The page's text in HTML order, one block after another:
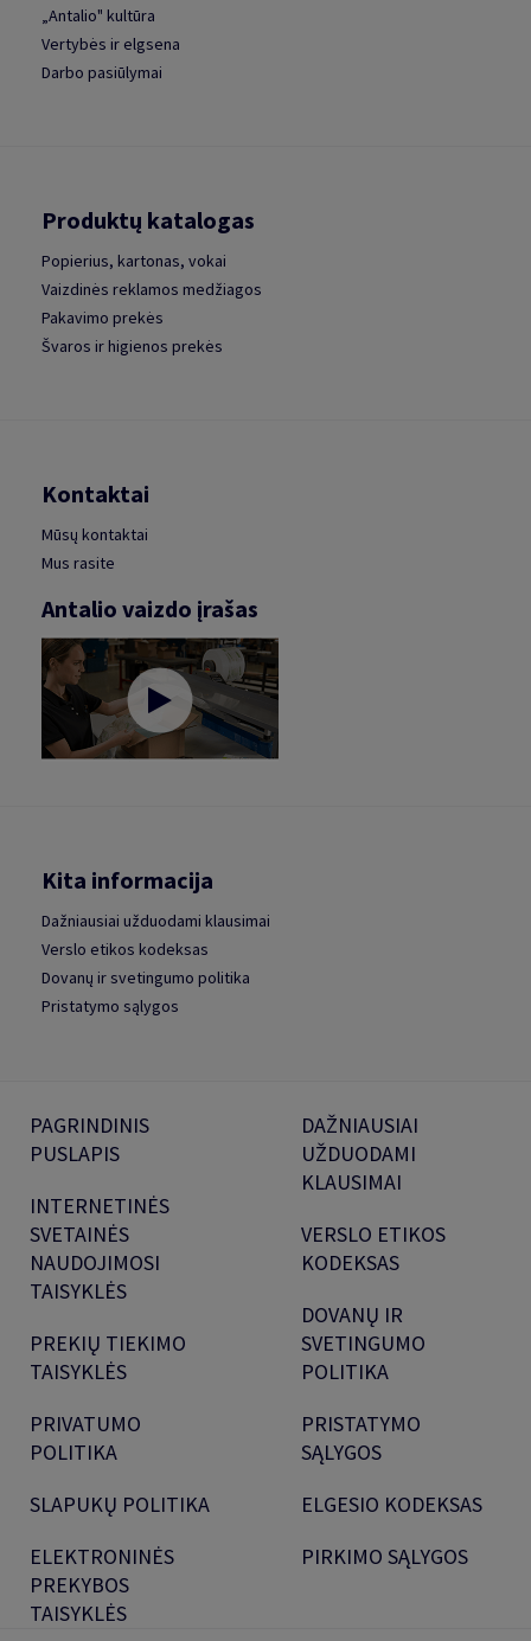
„Antalio" kultūra
Vertybės ir elgsena
Darbo pasiūlymai
Produktų katalogas
Popierius, kartonas, vokai
Vaizdinės reklamos medžiagos
Pakavimo prekės
Švaros ir higienos prekės
Kontaktai
Mūsų kontaktai
Mus rasite
Antalio vaizdo įrašas
Kita informacija
Dažniausiai užduodami klausimai
Verslo etikos kodeksas
Dovanų ir svetingumo politika
Pristatymo sąlygos
PAGRINDINIS
PUSLAPIS
INTERNETINĖS
SVETAINĖS
NAUDOJIMOSI
TAISYKLĖS
PREKIŲ TIEKIMO
TAISYKLĖS
PRIVATUMO
POLITIKA
SLAPUKŲ POLITIKA
ELEKTRONINĖS
PREKYBOS
TAISYKLĖS
DAŽNIAUSIAI
UŽDUODAMI
KLAUSIMAI
VERSLO ETIKOS
KODEKSAS
DOVANŲ IR
SVETINGUMO
POLITIKA
PRISTATYMO
SĄLYGOS
ELGESIO KODEKSAS
PIRKIMO SĄLYGOS